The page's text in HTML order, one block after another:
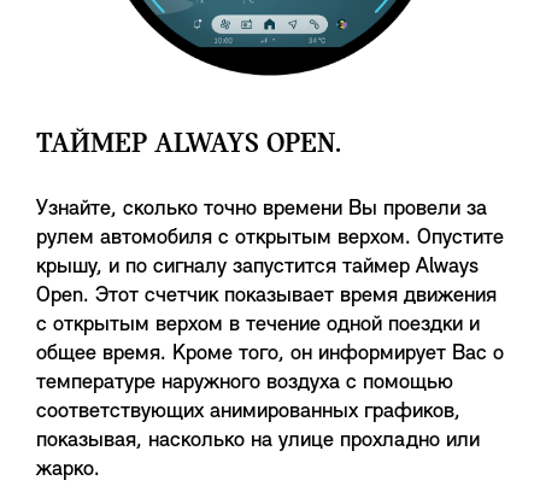
ТАЙМЕР ALWAYS OPEN.
Узнайте, сколько точно времени Вы провели за
рулем автомобиля с открытым верхом. Опустите
крышу, и по сигналу запустится таймер Always
Open. Этот счетчик показывает время движения
с открытым верхом в течение одной поездки и
общее время. Кроме того, он информирует Вас о
температуре наружного воздуха с помощью
соответствующих анимированных графиков,
показывая, насколько на улице прохладно или
жарко.